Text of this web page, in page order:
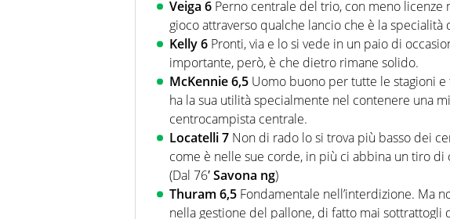
Veiga 6 Perno centrale del trio, con meno
gioco attraverso qualche lancio che è la specialità
Kelly 6 Pronti, via e lo si vede in un paio di
importante, però, è che dietro rimane solido.
McKennie 6,5 Uomo buono per tutte le stagioni
ha la sua utilità specialmente nel contenere una
centrocampista centrale.
Locatelli 7 Non di rado lo si trova più basso dei
come è nelle sue corde, in più ci abbina un tiro
(Dal 76′Savona ng)
Thuram 6,5 Fondamentale nell’interdizione. Ma
nella gestione del pallone, di fatto mai sottrattogli